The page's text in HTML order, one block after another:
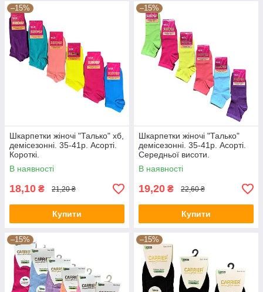
–15%
Шкарпетки жіночі "Талько" хб,
демісезонні. 35-41р. Асорті.
Короткі.
В наявності
18,10 ₴ 21,20 ₴
Купити
–15%
Шкарпетки жіночі "Талько"
демісезонні. 35-41р. Асорті.
Середньої висоти.
В наявності
19,20 ₴ 22,60 ₴
Купити
–15% –15%